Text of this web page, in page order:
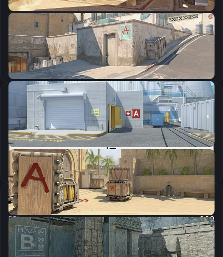
CSGO-CSMqx-kjkaW-uGVew-izVX4-bZJGG
Скопировать
Параметры запуска
Скопировать
Настройки мыши
DPI:
800
Чувствительность мыши в игре:
1.5
Чувствительность мыши в зуме:
1